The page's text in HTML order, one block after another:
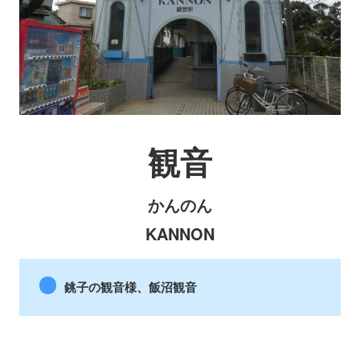
観音
かんのん
KANNON
銚子の観音様、飯沼観音